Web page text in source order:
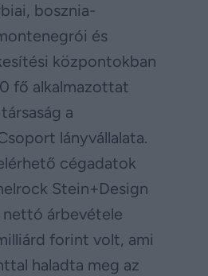
bosznia-
és
központokban
fő alkalmazottat
a
lányvállalata.
cégadatok
Stein+Design
árbevétele
forint volt, ami
haladta meg az